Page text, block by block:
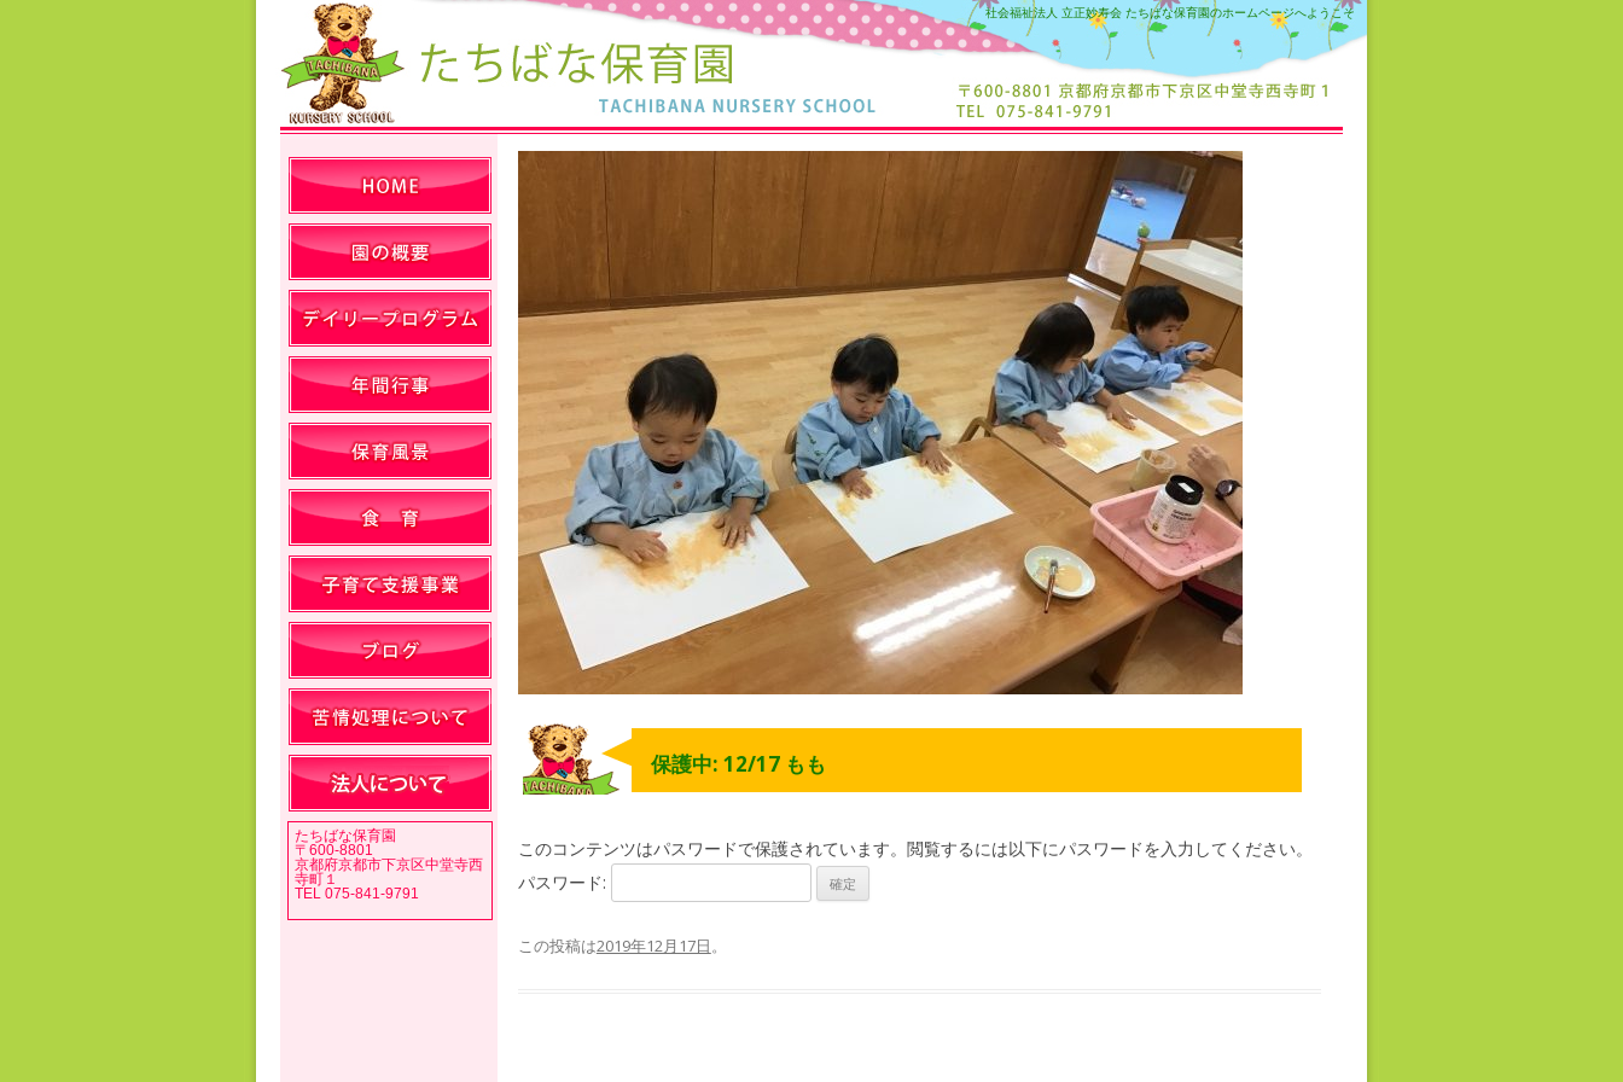
社会福祉法人 立正妙寿会 たちばな保育園のホームページへようこそ
保護中: 12/17 もも
このコンテンツはパスワードで保護されています。閲覧するには以下にパスワードを入力してください。
パスワード:
この投稿は2019年12月17日。
たちばな保育園
〒600-8801
京都府京都市下京区中堂寺西
寺町１
TEL 075-841-9791